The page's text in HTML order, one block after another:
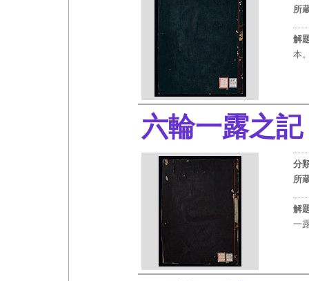
所
解
本
六輪一露之
分
所
解
一